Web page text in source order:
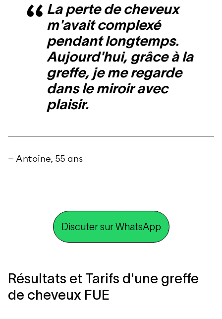
La perte de cheveux
m'avait complexé
pendant longtemps.
Aujourd'hui, grâce à la
greffe, je me regarde
dans le miroir avec
plaisir.
— Antoine, 55 ans
Discuter sur WhatsApp
Résultats et Tarifs d'une greffe
de cheveux FUE